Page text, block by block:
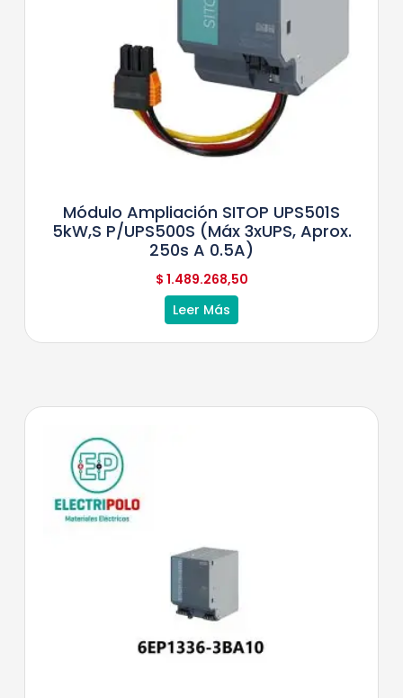
Módulo Ampliación SITOP UPS501S
5kW,s P/UPS500S (máx 3xUPS, Aprox.
250s A 0.5A)
$ 1.489.268,50
Leer Más